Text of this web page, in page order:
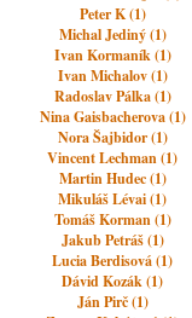
Peter K (1)
Michal Jediný (1)
Ivan Kormaník (1)
Ivan Michalov (1)
Radoslav Pálka (1)
Nina Gaisbacherova (1)
Nora Šajbidor (1)
Vincent Lechman (1)
Martin Hudec (1)
Mikuláš Lévai (1)
Tomáš Korman (1)
Jakub Petráš (1)
Lucia Berdisová (1)
Dávid Kozák (1)
Ján Pirč (1)